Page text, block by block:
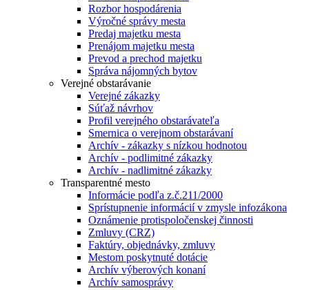
Rozbor hospodárenia
Výročné správy mesta
Predaj majetku mesta
Prenájom majetku mesta
Prevod a prechod majetku
Správa nájomných bytov
Verejné obstarávanie
Verejné zákazky
Súťaž návrhov
Profil verejného obstarávateľa
Smernica o verejnom obstarávaní
Archív - zákazky s nízkou hodnotou
Archív - podlimitné zákazky
Archív - nadlimitné zákazky
Transparentné mesto
Informácie podľa z.č.211/2000
Sprístupnenie informácií v zmysle infozákona
Oznámenie protispoločenskej činnosti
Zmluvy (CRZ)
Faktúry, objednávky, zmluvy
Mestom poskytnuté dotácie
Archív výberových konaní
Archív samosprávy